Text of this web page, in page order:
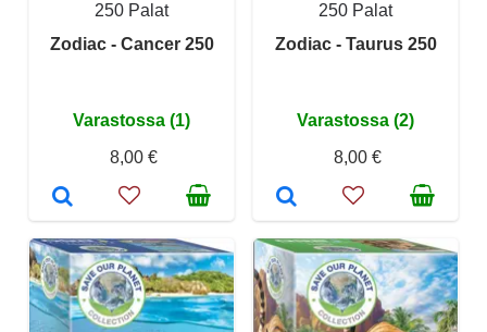
250 Palat
Zodiac - Cancer 250
Varastossa (1)
8,00 €
250 Palat
Zodiac - Taurus 250
Varastossa (2)
8,00 €